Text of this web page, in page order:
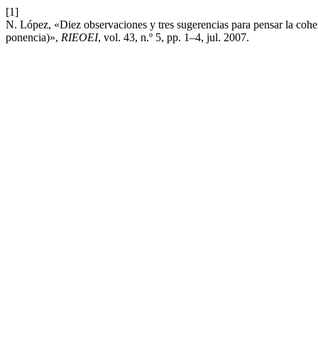
[1]
N. López, «Diez observaciones y tres sugerencias para pensar la
ponencia)», RIEOEI, vol. 43, n.º 5, pp. 1–4, jul. 2007.